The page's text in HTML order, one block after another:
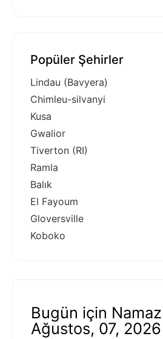
Popüler Şehirler
Lindau (Bavyera)
Chimleu-silvanyi
Kusa
Gwalior
Tiverton (RI)
Ramla
Balık
El Fayoum
Gloversville
Koboko
Bugün için
Ağustos, 07, 2026